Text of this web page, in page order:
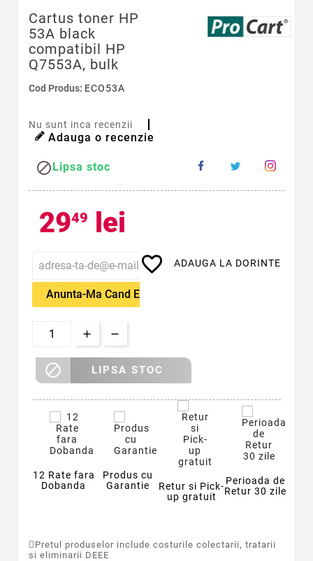
Cartus toner HP
53A black
compatibil HP
Q7553A, bulk
Cod Produs: ECO53A
Nu sunt inca recenzii
Adauga o recenzie
Lipsa stoc
2949 lei
Anunta-Ma Cand Este Disponibil
favorite_border ADAUGA LA DORINTE
 LIPSA STOC
12 Rate fara
Dobanda
Produs cu
Garantie
Retur si Pick-
up gratuit
Perioada de
Retur 30 zile
Pretul produselor include costurile colectarii, tratarii
si eliminarii DEEE